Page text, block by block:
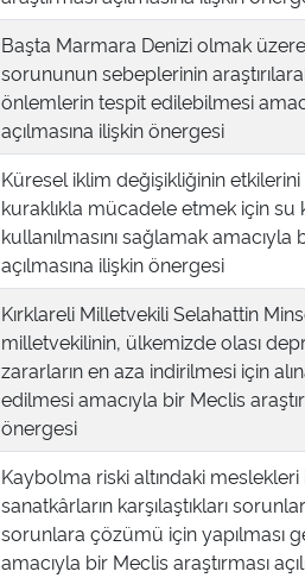
Başta Marmara Denizi olmak
sorununun sebeplerinin
önlemlerin tespit edilebilmesi
açılmasına ilişkin önergesi
Küresel iklim değişikliğinin
kuraklıkla mücadele etmek için su
kullanılmasını sağlamak amacıyla
açılmasına ilişkin önergesi
Kırklareli Milletvekili Selahattin
milletvekilinin, ülkemizde olası
zararların en aza indirilmesi için
edilmesi amacıyla bir Meclis
önergesi
Kaybolma riski altındaki
sanatkârların karşılaştıkları
sorunlara çözümü için yapılması
amacıyla bir Meclis araştırması